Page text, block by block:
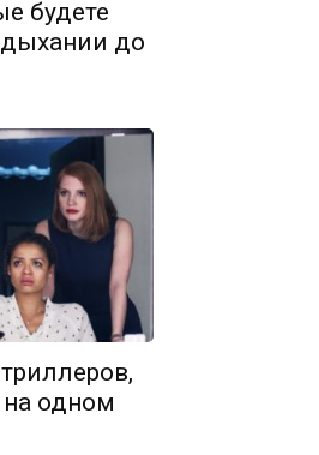
будете
до
одном